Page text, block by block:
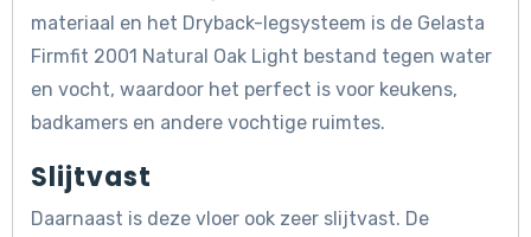
materiaal en het Dryback-legsysteem is de Gelasta
Firmfit 2001 Natural Oak Light bestand tegen water
en vocht, waardoor het perfect is voor keukens,
badkamers en andere vochtige ruimtes.
Slijtvast
Daarnaast is deze vloer ook zeer slijtvast. De